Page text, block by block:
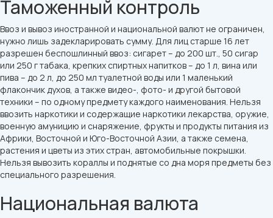
Таможенный контроль
Ввоз и вывоз иностранной и национальной валют не ограничен,
нужно лишь задекларировать сумму. Для лиц старше 16 лет
разрешен беспошлинный ввоз: сигарет – до 200 шт., 50 сигар
или 250 г табака, крепких спиртных напитков – до 1 л, вина или
пива – до 2 л, до 250 мл туалетной воды или 1 маленький
флакончик духов, а также видео-, фото- и другой бытовой
техники – по одному предмету каждого наименования. Нельзя
ввозить наркотики и содержащие наркотики лекарства, оружие,
военную амуницию и снаряжение, фрукты и продукты питания из
Африки, Восточной и Юго-Восточной Азии, а также семена,
растения и цветы из этих стран, автомобильные покрышки.
Нельзя вывозить кораллы и поднятые со дна моря предметы без
специального разрешения.
Национальная валюта